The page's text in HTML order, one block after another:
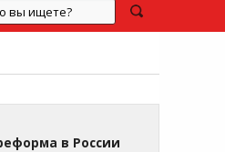
в России